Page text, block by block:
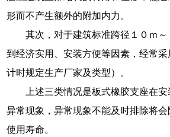
形而不产生额外的附加内力。
其次，对于建筑标准跨径１０ｍ
到经济实用、安装方便等因素，经常
计时规定生产厂家及类型）。
上述三类情况是板式橡胶支座在
异常现象，异常现象不能及时排除将
使用寿命。